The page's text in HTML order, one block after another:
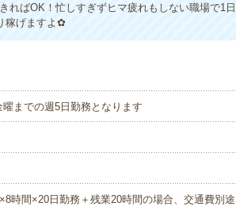
ればOK！忙しすぎずヒマ疲れもしない職場で1日
稼げますよ✿
までの週5日勤務となります
時間×20日勤務＋残業20時間の場合、交通費別途